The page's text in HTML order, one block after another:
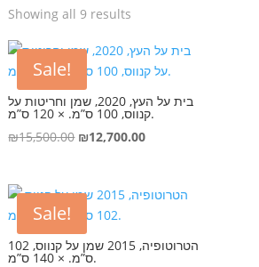
Showing all 9 results
Sale!
בית על העץ, 2020, שמן וחריטות על
קנווס, 100 ס”מ. × 120 ס”מ.
₪15,500.00 Original
₪15,500.00.
₪12,700.00Current
₪12,700.00.
Sale!
הטרוטופיה, 2015 שמן על קנווס, 102
ס”מ. × 140 ס”מ.